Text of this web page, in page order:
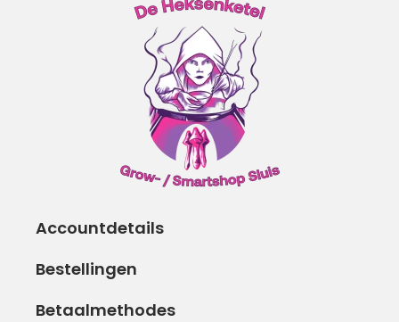
Accountdetails
Bestellingen
Betaalmethodes